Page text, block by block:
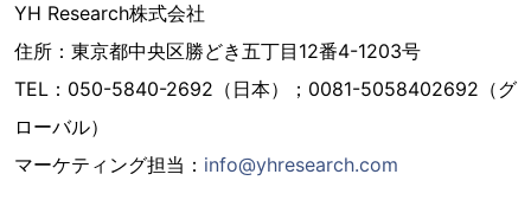
YH Research株式会社
住所：東京都中央区勝どき五丁目12番4-1203号
TEL：050-5840-2692（日本）；0081-5058402692（グ
ローバル）
マーケティング担当： info@yhresearch.com